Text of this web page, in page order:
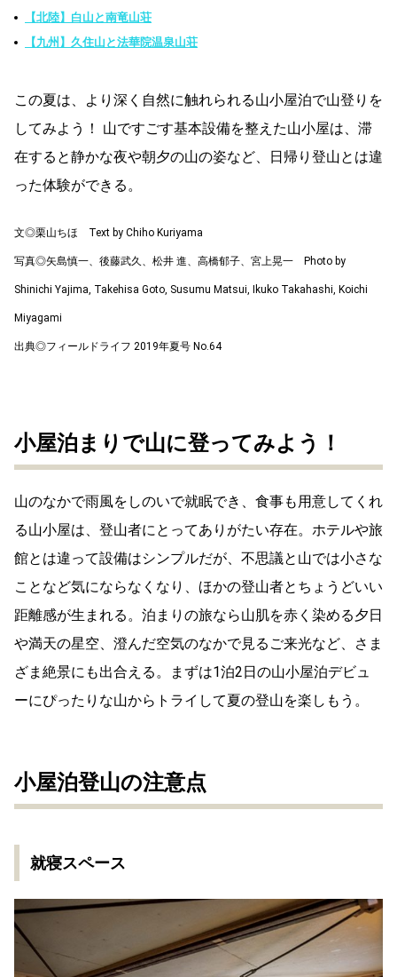
【北陸】白山と南竜山荘
【九州】久住山と法華院温泉山荘
この夏は、より深く自然に触れられる山小屋泊で山登りを
してみよう！ 山ですごす基本設備を整えた山小屋は、滞
在すると静かな夜や朝夕の山の姿など、日帰り登山とは違
った体験ができる。
文◎栗山ちほ Text by Chiho Kuriyama
写真◎矢島慎一、後藤武久、松井 進、高橋郁子、宮上晃一 Photo by
Shinichi Yajima, Takehisa Goto, Susumu Matsui, Ikuko Takahashi, Koichi
Miyagami
出典◎フィールドライフ 2019年夏号 No.64
小屋泊まりで山に登ってみよう！
山のなかで雨風をしのいで就眠でき、食事も用意してくれ
る山小屋は、登山者にとってありがたい存在。ホテルや旅
館とは違って設備はシンプルだが、不思議と山では小さな
ことなど気にならなくなり、ほかの登山者とちょうどいい
距離感が生まれる。泊まりの旅なら山肌を赤く染める夕日
や満天の星空、澄んだ空気のなかで見るご来光など、さま
ざま絶景にも出合える。まずは1泊2日の山小屋泊デビュ
ーにぴったりな山からトライして夏の登山を楽しもう。
小屋泊登山の注意点
就寝スペース